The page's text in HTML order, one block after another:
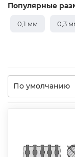
Популярные
0,1 мм 0,3